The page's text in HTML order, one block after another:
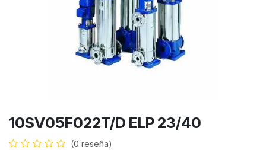
10SV05F022T/D ELP 23/40
(0 reseña)